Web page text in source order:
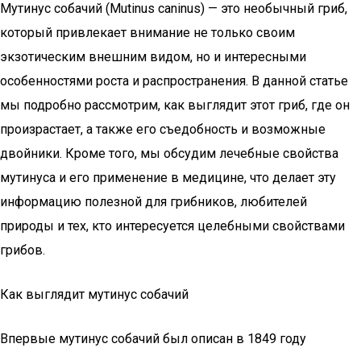
Мутинус собачий (Mutinus caninus) — это необычный гриб,
который привлекает внимание не только своим
экзотическим внешним видом, но и интересными
особенностями роста и распространения. В данной статье
мы подробно рассмотрим, как выглядит этот гриб, где он
произрастает, а также его съедобность и возможные
двойники. Кроме того, мы обсудим лечебные свойства
мутинуса и его применение в медицине, что делает эту
информацию полезной для грибников, любителей
природы и тех, кто интересуется целебными свойствами
грибов.
Как выглядит мутинус собачий
Впервые мутинус собачий был описан в 1849 году